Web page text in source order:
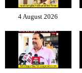
4 August 2026